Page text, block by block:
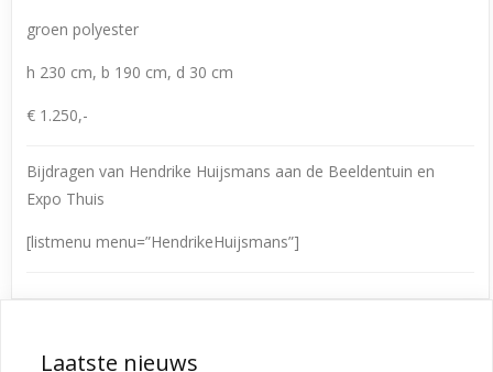
groen polyester
h 230 cm, b 190 cm, d 30 cm
€ 1.250,-
Bijdragen van Hendrike Huijsmans aan de Beeldentuin en
Expo Thuis
[listmenu menu=”HendrikeHuijsmans”]
Laatste nieuws